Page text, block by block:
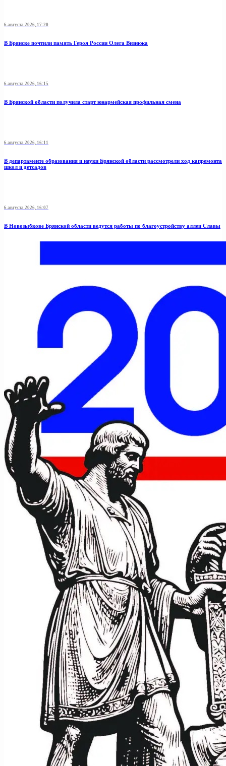
6 августа 2026, 17:20
В Брянске почтили память Героя России Олега Визнюка
6 августа 2026, 16:15
В Брянской области получила старт юнармейская профильная смена
6 августа 2026, 16:11
В департаменте образования и науки Брянской области рассмотрели ход капремонта
школ и детсадов
6 августа 2026, 16:07
В Новозыбкове Брянской области ведутся работы по благоустройству аллеи Славы